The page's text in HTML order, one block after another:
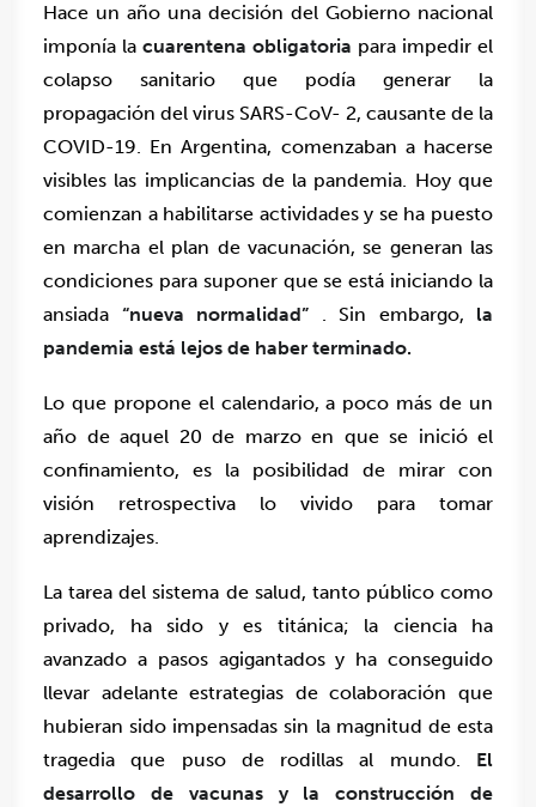
Hace un año una decisión del Gobierno nacional
imponía la cuarentena obligatoria para impedir el
colapso sanitario que podía generar la
propagación del virus SARS-CoV- 2, causante de la
COVID-19. En Argentina, comenzaban a hacerse
visibles las implicancias de la pandemia. Hoy que
comienzan a habilitarse actividades y se ha puesto
en marcha el plan de vacunación, se generan las
condiciones para suponer que se está iniciando la
ansiada “nueva normalidad” . Sin embargo, la
pandemia está lejos de haber terminado.
Lo que propone el calendario, a poco más de un
año de aquel 20 de marzo en que se inició el
confinamiento, es la posibilidad de mirar con
visión retrospectiva lo vivido para tomar
aprendizajes.
La tarea del sistema de salud, tanto público como
privado, ha sido y es titánica; la ciencia ha
avanzado a pasos agigantados y ha conseguido
llevar adelante estrategias de colaboración que
hubieran sido impensadas sin la magnitud de esta
tragedia que puso de rodillas al mundo. El
desarrollo de vacunas y la construcción de